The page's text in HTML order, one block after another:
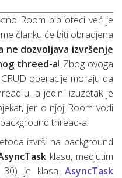
Room biblioteci već je
članku će biti obradjena
ne dozvoljava izvršenje
threed-a! Zbog ovoga
operacije moraju da
u, a jedini izuzetak je
jer o njoj Room vodi
thread-a.
izvrši na background
klasu, medjutim
je klasa AsyncTask